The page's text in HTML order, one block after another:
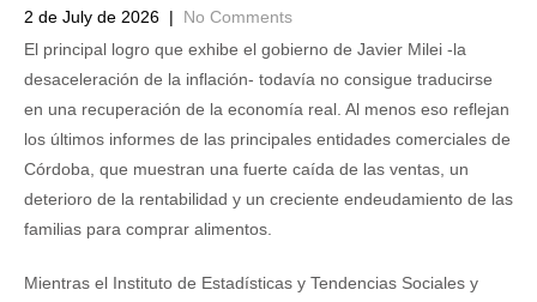
2 de July de 2026 | No Comments
El principal logro que exhibe el gobierno de Javier Milei -la
desaceleración de la inflación- todavía no consigue traducirse
en una recuperación de la economía real. Al menos eso reflejan
los últimos informes de las principales entidades comerciales de
Córdoba, que muestran una fuerte caída de las ventas, un
deterioro de la rentabilidad y un creciente endeudamiento de las
familias para comprar alimentos.
Mientras el Instituto de Estadísticas y Tendencias Sociales y